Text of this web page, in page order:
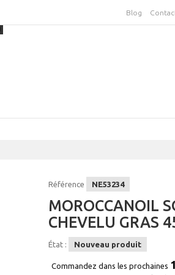
Blog
Référence NE53234
MOROCCANOIL
CHEVELU GRAS
État : Nouveau produit
Commandez dans les prochaines